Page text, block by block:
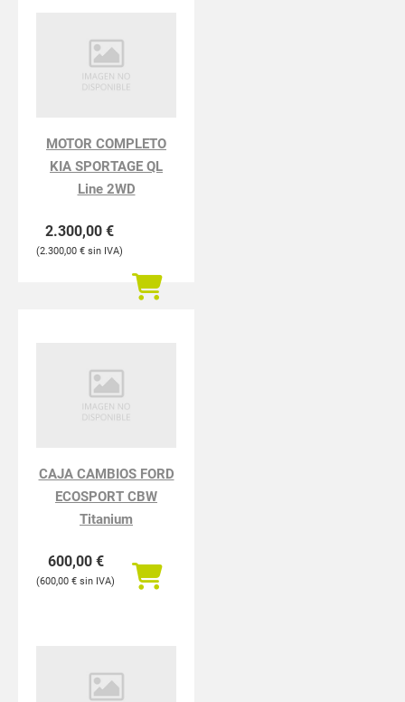
MOTOR COMPLETO
KIA SPORTAGE QL
Line 2WD
2.300,00 €
2.300,00 €
CAJA CAMBIOS FORD
ECOSPORT CBW
Titanium
600,00 €
600,00 €